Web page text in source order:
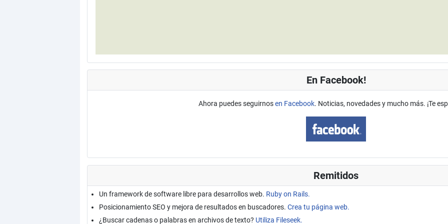
En Facebook!
Ahora puedes seguirnosen Facebook. Noticias, novedades y mucho más. ¡Te
Remitidos
Un framework de software libre para desarrollos web. Ruby on Rails.
Posicionamiento SEO y mejora de resultados en buscadores. Crea tu página web.
¿Buscar cadenas o palabras en archivos de texto? Utiliza Fileseek.